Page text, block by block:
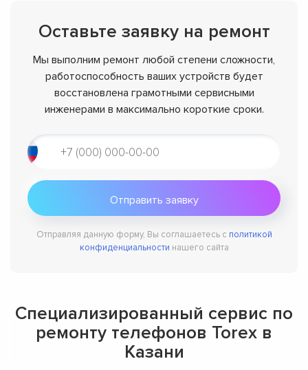
Оставьте заявку на ремонт
Мы выполним ремонт любой степени сложности,
работоспособность ваших устройств будет
восстановлена грамотными сервисными
инженерами в максимально короткие сроки.
Отправляя данную форму, Вы соглашаетесь с политикой
конфиденциальности нашего сайта
Специализированный сервис по
ремонту телефонов Torex в
Казани